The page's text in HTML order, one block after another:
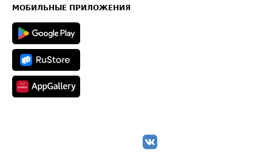
Техническая информация
МОБИЛЬНЫЕ ПРИЛОЖЕНИЯ